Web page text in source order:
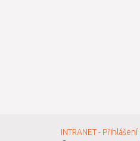
INTRANET -